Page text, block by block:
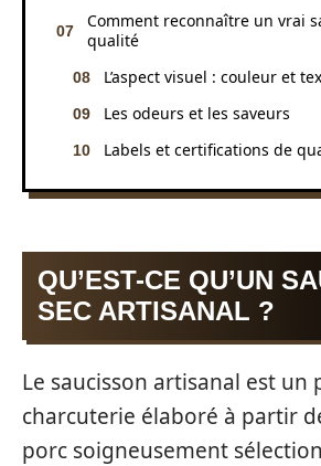
Comment reconnaître un vrai
qualité
L’aspect visuel : couleur et
Les odeurs et les saveurs
Labels et certifications de
QU’EST-CE QU’UN
SEC ARTISANAL ?
Le saucisson artisanal est un
charcuterie élaboré à partir
porc soigneusement